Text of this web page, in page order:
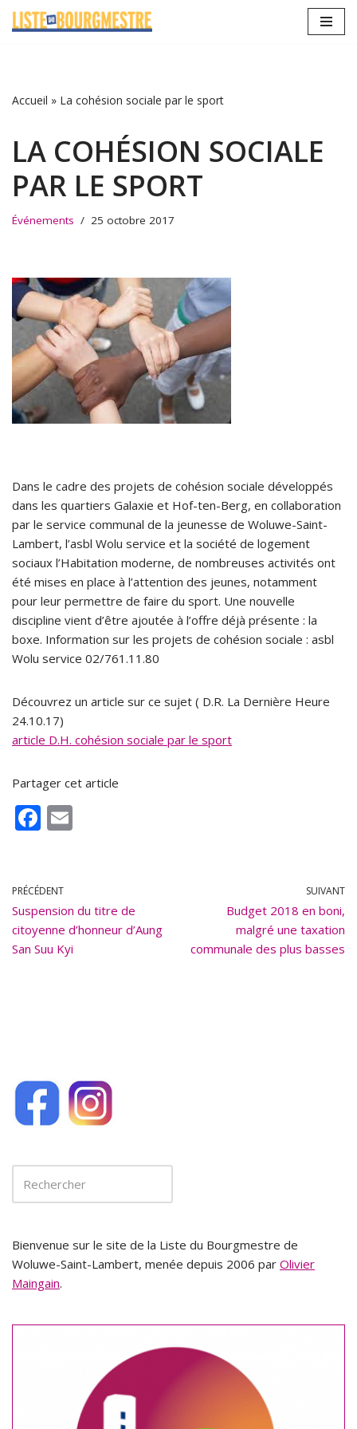
Accueil » La cohésion sociale par le sport
LA COHÉSION SOCIALE
PAR LE SPORT
Événements 25 octobre 2017
Dans le cadre des projets de cohésion sociale développés
dans les quartiers Galaxie et Hof-ten-Berg, en collaboration
par le service communal de la jeunesse de Woluwe-Saint-
Lambert, l’asbl Wolu service et la société de logement
sociaux l’Habitation moderne, de nombreuses activités ont
été mises en place à l’attention des jeunes, notamment
pour leur permettre de faire du sport. Une nouvelle
discipline vient d’être ajoutée à l’offre déjà présente : la
boxe. Information sur les projets de cohésion sociale : asbl
Wolu service 02/761.11.80
Découvrez un article sur ce sujet ( D.R. La Dernière Heure
24.10.17)
article D.H. cohésion sociale par le sport
Partager cet article
F
b
o
o
PRÉCÉDENT
Suspension du titre de
citoyenne d’honneur d’Aung
San Suu Kyi
SUIVANT
Budget 2018 en boni,
malgré une taxation
communale des plus basses
Bienvenue sur le site de la Liste du Bourgmestre de
Woluwe-Saint-Lambert, menée depuis 2006 par Olivier
Maingain.